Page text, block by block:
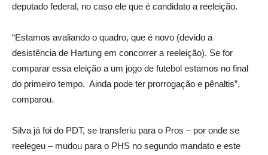
deputado federal, no caso ele que é candidato a reeleição.
“Estamos avaliando o quadro, que é novo (devido a
desistência de Hartung em concorrer a reeleição). Se for
comparar essa eleição a um jogo de futebol estamos no final
do primeiro tempo. Ainda pode ter prorrogação e pênaltis”,
comparou.
Silva já foi do PDT, se transferiu para o Pros – por onde se
reelegeu – mudou para o PHS no segundo mandato e este